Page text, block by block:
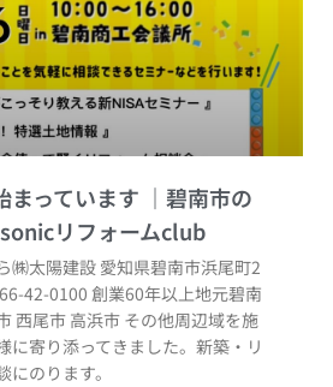
まっています
㈱太陽建設 愛知県碧南市浜尾町2
42-0100 創業60年以上地元碧南
西尾市 高浜市 その他周辺域を施
に寄り添ってきました。新築・リ
のります。